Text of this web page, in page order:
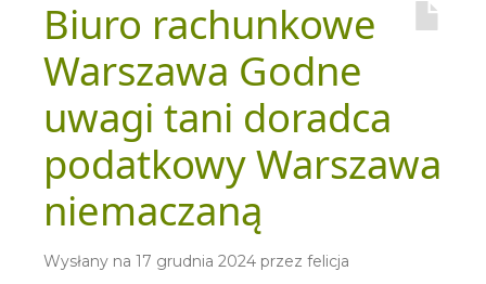
Biuro rachunkowe
Warszawa Godne
uwagi tani doradca
podatkowy Warszawa
niemaczaną
Wysłany na 17 grudnia 2024 przez felicja